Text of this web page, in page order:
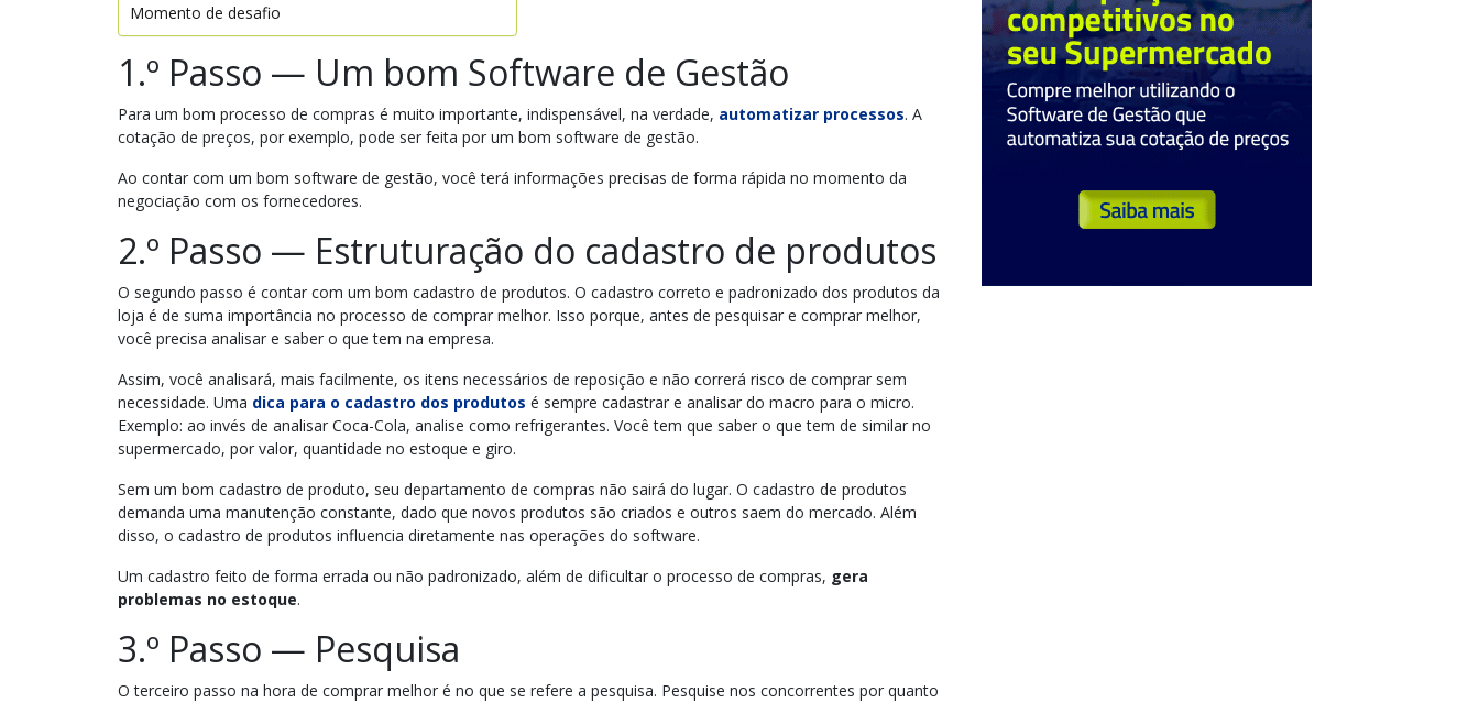
Momento de desafio
1.º Passo — Um bom Software de Gestão
Para um bom processo de compras é muito importante, indispensável, na verdade, automatizar processos. A
cotação de preços, por exemplo, pode ser feita por um bom software de gestão.
Ao contar com um bom software de gestão, você terá informações precisas de forma rápida no momento da
negociação com os fornecedores.
2.º Passo — Estruturação do cadastro de produtos
O segundo passo é contar com um bom cadastro de produtos. O cadastro correto e padronizado dos produtos da
loja é de suma importância no processo de comprar melhor. Isso porque, antes de pesquisar e comprar melhor,
você precisa analisar e saber o que tem na empresa.
Assim, você analisará, mais facilmente, os itens necessários de reposição e não correrá risco de comprar sem
necessidade. Uma dica para o cadastro dos produtos é sempre cadastrar e analisar do macro para o micro.
Exemplo: ao invés de analisar Coca-Cola, analise como refrigerantes. Você tem que saber o que tem de similar no
supermercado, por valor, quantidade no estoque e giro.
Sem um bom cadastro de produto, seu departamento de compras não sairá do lugar. O cadastro de produtos
demanda uma manutenção constante, dado que novos produtos são criados e outros saem do mercado. Além
disso, o cadastro de produtos influencia diretamente nas operações do software.
Um cadastro feito de forma errada ou não padronizado, além de dificultar o processo de compras, gera
problemas no estoque.
3.º Passo — Pesquisa
O terceiro passo na hora de comprar melhor é no que se refere a pesquisa. Pesquise nos concorrentes por quanto